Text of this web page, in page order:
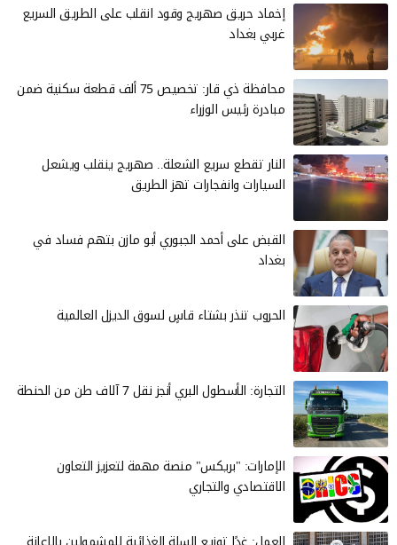
إخماد حريق صهريج وقود انقلب على الطريق السريع
غربي بغداد
محافظة ذي قار: تخصيص 75 ألف قطعة سكنية ضمن
مبادرة رئيس الوزراء
النار تقطع سريع الشعلة.. صهريج ينقلب ويشعل
السيارات وانفجارات تهز الطريق
القبض على أحمد الجبوري أبو مازن بتهم فساد في
بغداد
الحروب تنذر بشتاء قاسٍ لسوق الديزل العالمية
التجارة: الأسطول البري أنجز نقل 7 آلاف طن من الحنطة
الإمارات: "بريكس" منصة مهمة لتعزيز التعاون
الاقتصادي والتجاري